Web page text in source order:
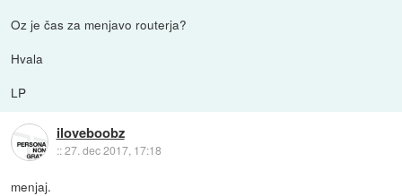
Oz je čas za menjavo routerja?
Hvala
LP
iloveboobz
::27. dec 2017, 17:18
menjaj.